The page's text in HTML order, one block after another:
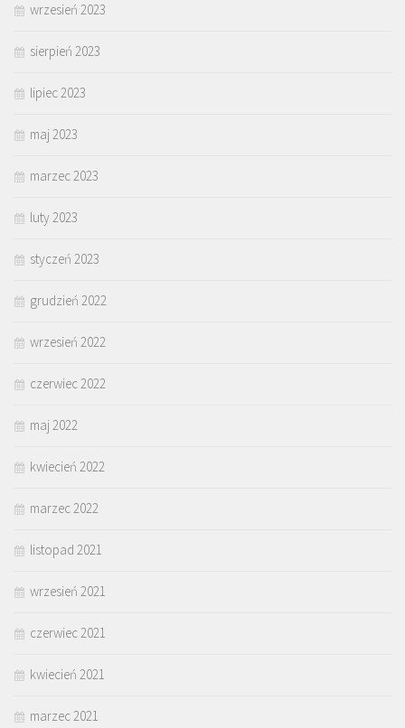
wrzesień 2023
sierpień 2023
lipiec 2023
maj 2023
marzec 2023
luty 2023
styczeń 2023
grudzień 2022
wrzesień 2022
czerwiec 2022
maj 2022
kwiecień 2022
marzec 2022
listopad 2021
wrzesień 2021
czerwiec 2021
kwiecień 2021
marzec 2021